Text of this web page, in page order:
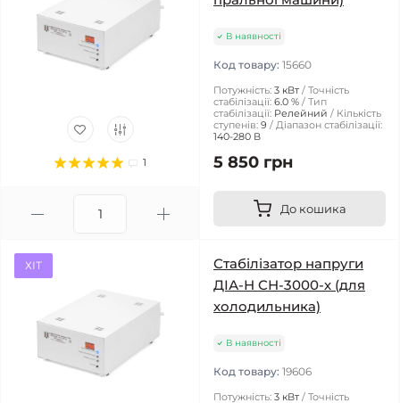
1
В наявності
Код товару: 15660
Потужність: 3 кВт
Точність
стабілізації: 6.0 %
Тип
стабілізації: Релейний
Кількість
ступенів: 9
Діапазон стабілізації:
140-280 В
5 850 грн
До кошика
ХІТ
Стабілізатор напруги
ДІА-Н СН-3000-х (для
холодильника)
В наявності
Код товару: 19606
Потужність: 3 кВт
Точність